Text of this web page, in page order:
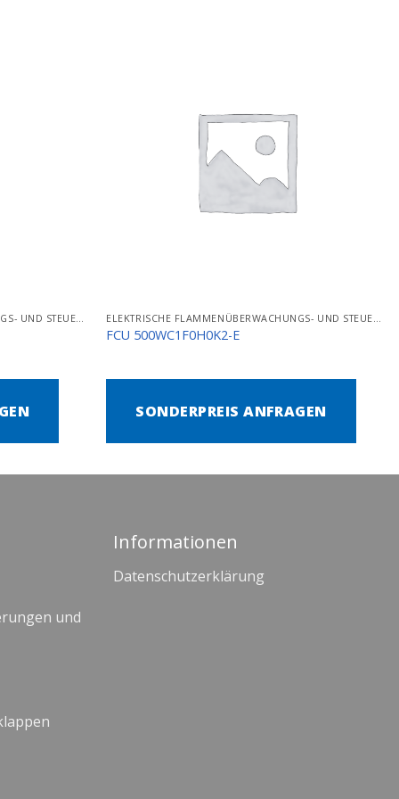
FCU 500WC1F0H0K2-E
SONDERPREIS ANFRAGEN
und
Informationen
Datenschutzerklärung